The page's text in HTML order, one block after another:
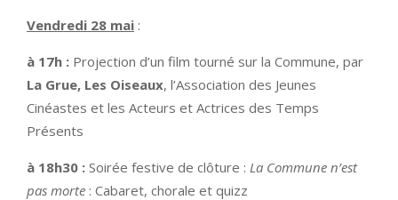
Vendredi 28 mai :
à 17h : Projection d’un film tourné sur la Commune, par
La Grue, Les Oiseaux, l’Association des Jeunes
Cinéastes et les Acteurs et Actrices des Temps
Présents
à 18h30 : Soirée festive de clôture : La Commune n’est
pas morte : Cabaret, chorale et quizz